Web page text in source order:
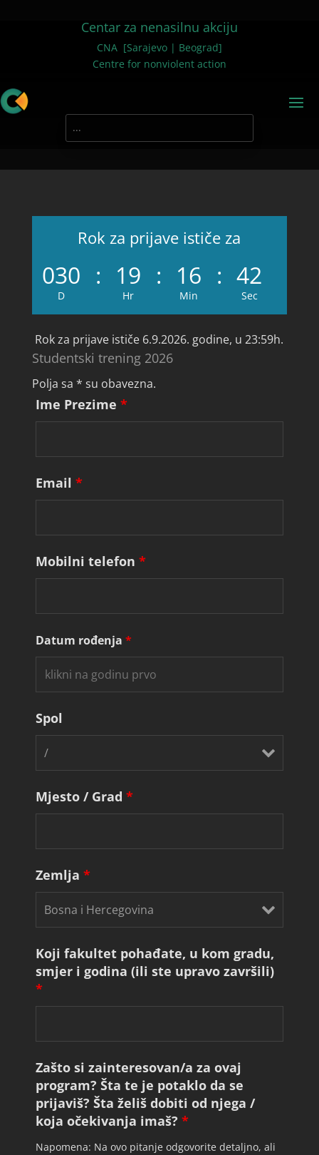
Centar za nenasilnu akciju
CNA [Sarajevo | Beograd]
Centre for nonviolent action
Rok za prijave ističe za
030
D
: 19
Hr
: 16
Min
: 42
Sec
Rok za prijave ističe 6.9.2026. godine, u 23:59h.
Studentski trening 2026
Polja sa * su obavezna.
Ime Prezime *
Email *
Mobilni telefon *
Datum rođenja *
Spol
Mjesto / Grad *
Zemlja *
Koji fakultet pohađate, u kom gradu,
smjer i godina (ili ste upravo završili)
*
Zašto si zainteresovan/a za ovaj
program? Šta te je potaklo da se
prijaviš? Šta želiš dobiti od njega /
koja očekivanja imaš? *
Napomena: Na ovo pitanje odgovorite detaljno, ali